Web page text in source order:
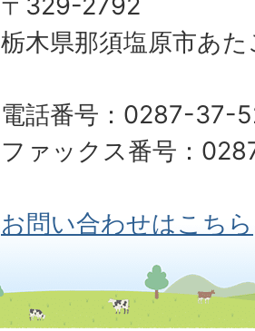
栃木県那須塩原市あ
電話番号：0287-37-
ファックス番号：
お問い合わせはこちら